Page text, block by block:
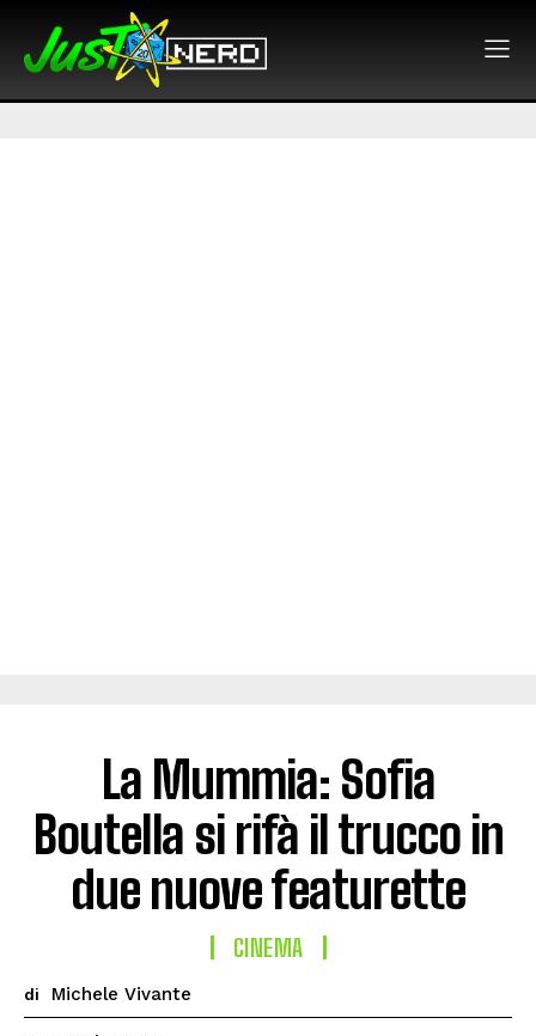
La Mummia: Sofia
Boutella si rifà il trucco in
due nuove featurette
CINEMA
di Michele Vivante